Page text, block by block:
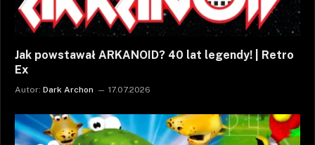
Jak powstawał ARKANOID? 40 lat legendy! | Retro
Ex
Autor: Dark Archon 17.07.2026